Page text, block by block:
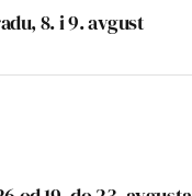
8. i 9. avgust